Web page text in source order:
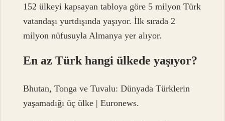
152 ülkeyi kapsayan tabloya göre 5 milyon Türk
vatandaşı yurtdışında yaşıyor. İlk sırada 2
milyon nüfusuyla Almanya yer alıyor.
En az Türk hangi ülkede yaşıyor?
Bhutan, Tonga ve Tuvalu: Dünyada Türklerin
yaşamadığı üç ülke | Euronews.